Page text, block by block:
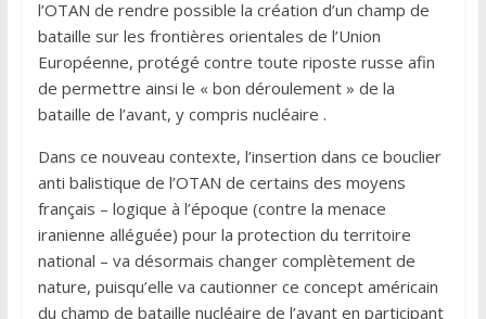
l’OTAN de rendre possible la création d’un champ de
bataille sur les frontières orientales de l’Union
Européenne, protégé contre toute riposte russe afin
de permettre ainsi le « bon déroulement » de la
bataille de l’avant, y compris nucléaire .
Dans ce nouveau contexte, l’insertion dans ce bouclier
anti balistique de l’OTAN de certains des moyens
français – logique à l’époque (contre la menace
iranienne alléguée) pour la protection du territoire
national – va désormais changer complètement de
nature, puisqu’elle va cautionner ce concept américain
du champ de bataille nucléaire de l’avant en participant